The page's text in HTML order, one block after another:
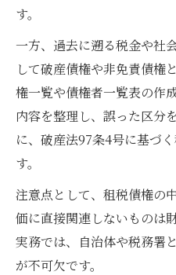
す。
一方、過去に遡る税金や社
して破産債権や非免責債権
権一覧や債権者一覧表の作
内容を整理し、誤った区分
に、破産法97条4号に基づ
す。
注意点として、租税債権の
価に直接関連しないものは
実務では、自治体や税務署
が不可欠です。